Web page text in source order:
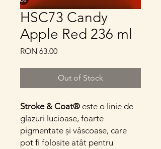
HSC73 Candy
Apple Red 236 ml
RON 63.00Price
Out of Stock
Stroke & Coat® este o linie de
glazuri lucioase, foarte
pigmentate și vâscoase, care
pot fi folosite atât pentru